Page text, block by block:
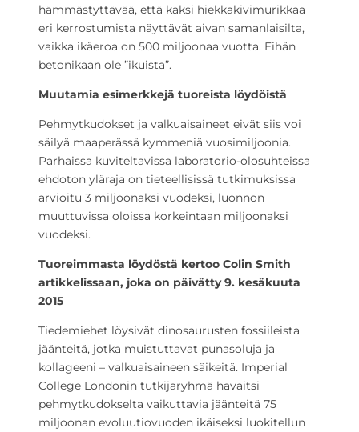
hämmästyttävää, että kaksi hiekkakivimurikkaa
eri kerrostumista näyttävät aivan samanlaisilta,
vaikka ikäeroa on 500 miljoonaa vuotta. Eihän
betonikaan ole ”ikuista”.
Muutamia esimerkkejä tuoreista löydöistä
Pehmytkudokset ja valkuaisaineet eivät siis voi
säilyä maaperässä kymmeniä vuosimiljoonia.
Parhaissa kuviteltavissa laboratorio-olosuhteissa
ehdoton yläraja on tieteellisissä tutkimuksissa
arvioitu 3 miljoonaksi vuodeksi, luonnon
muuttuvissa oloissa korkeintaan miljoonaksi
vuodeksi.
Tuoreimmasta löydöstä kertoo Colin Smith
artikkelissaan, joka on päivätty 9. kesäkuuta
2015
Tiedemiehet löysivät dinosaurusten fossiileista
jäänteitä, jotka muistuttavat punasoluja ja
kollageeni – valkuaisaineen säikeitä. Imperial
College Londonin tutkijaryhmä havaitsi
pehmytkudokselta vaikuttavia jäänteitä 75
miljoonan evoluutiovuoden ikäiseksi luokitellun